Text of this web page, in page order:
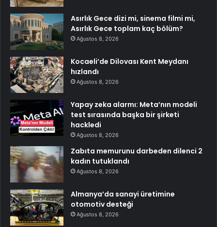
Asırlık Gece dizi mi, sinema filmi mi,
Asırlık Gece toplam kaç bölüm?
Ağustos 8, 2026
Kocaeli’de Dilovası Kent Meydanı
hızlandı
Ağustos 8, 2026
Yapay zeka alarmı: Meta’nın modeli
test sırasında başka bir şirketi
hackledi
Ağustos 8, 2026
Zabıta memurunu darbeden dilenci 2
kadın tutuklandı
Ağustos 8, 2026
Almanya’da sanayi üretimine
otomotiv desteği
Ağustos 8, 2026